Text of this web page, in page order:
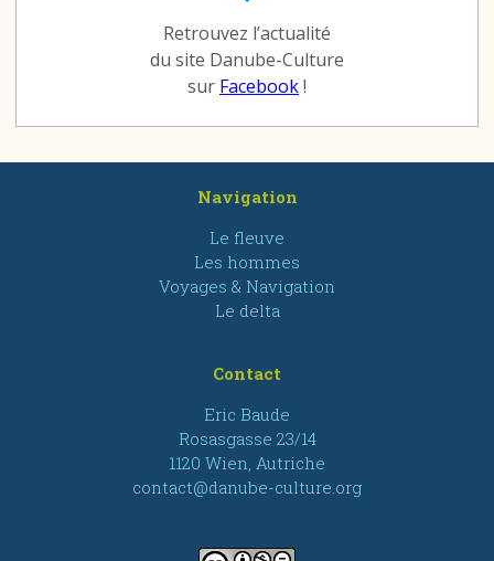
Retrouvez l’actualité
du site Danube-Culture
sur Facebook!
Navigation
Le fleuve
Les hommes
Voyages & Navigation
Le delta
Contact
Eric Baude
Rosasgasse 23/14
1120 Wien, Autriche
contact@danube-culture.org